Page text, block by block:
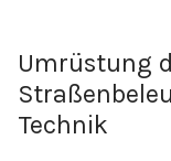
Umrüstung
Technik